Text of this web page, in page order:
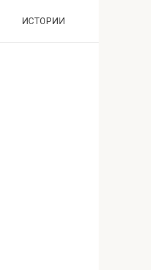
ИСТОРИИ